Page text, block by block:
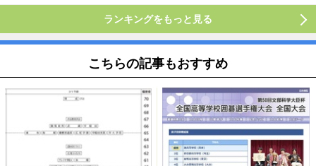
ランキングをもっと見る
こちらの記事もおすすめ